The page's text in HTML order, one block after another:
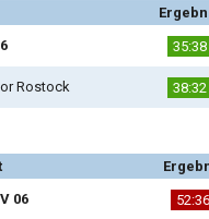
35:38
Rostock 38:32
06
52:36